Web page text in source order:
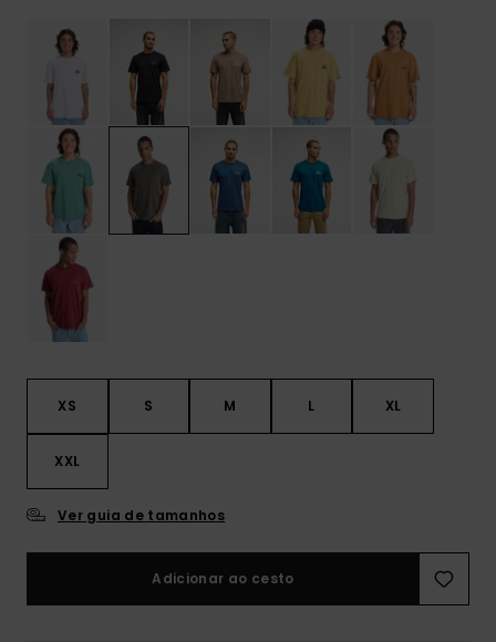
Consultar
as FAQ
XS S M L XL
XXL
Ver guia de tamanhos
Adicionar ao cesto